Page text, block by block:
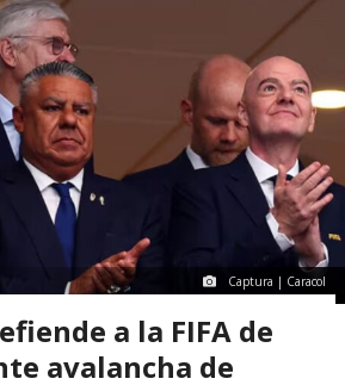
Captura | Caracol
a la FIFA de
avalancha de